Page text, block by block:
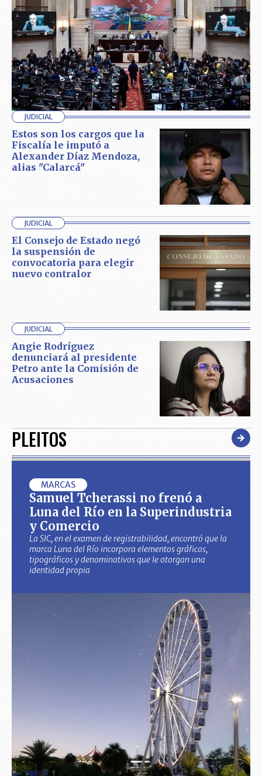
JUDICIAL
Estos son los cargos que la
Fiscalía le imputó a
Alexander Díaz Mendoza,
alias "Calarcá"
JUDICIAL
El Consejo de Estado negó
la suspensión de
convocatoria para elegir
nuevo contralor
JUDICIAL
Angie Rodríguez
denunciará al presidente
Petro ante la Comisión de
Acusaciones
PLEITOS
MARCAS
Samuel Tcherassi no frenó a
Luna del Río en la Superindustria
y Comercio
La SIC, en el examen de registrabilidad, encontró que la
marca Luna del Río incorpora elementos gráficos,
tipográficos y denominativos que le otorgan una
identidad propia